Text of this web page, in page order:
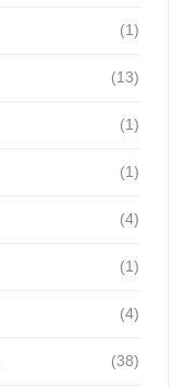
(1)
(13)
(1)
(1)
(4)
(1)
(4)
(38)